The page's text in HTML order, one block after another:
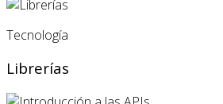
Tecnología
Librerías